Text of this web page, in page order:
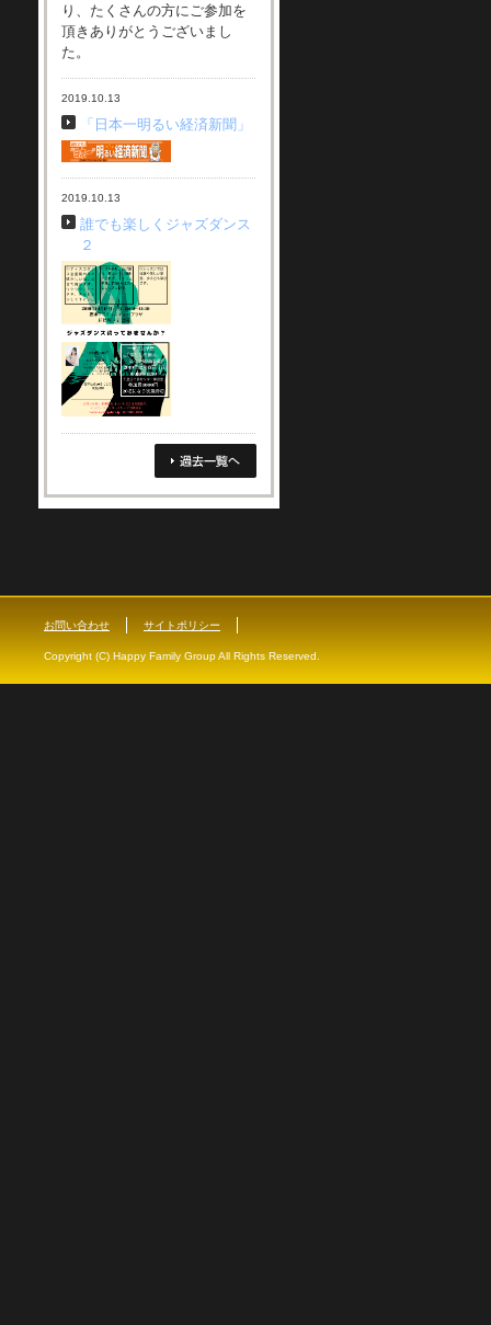
り、たくさんの方にご参加を
頂きありがとうございまし
た。
2019.10.13
「日本一明るい経済新聞」
2019.10.13
誰でも楽しくジャズダンス
２
お問い合わせ サイトポリシー
Copyright (C) Happy Family Group All Rights Reserved.